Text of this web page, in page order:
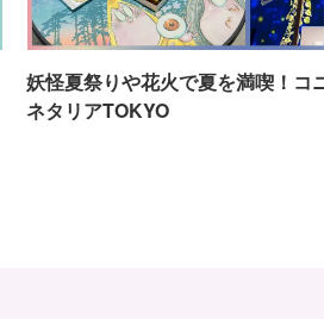
妖怪夏祭りや花火で夏を満喫！コ
ネタリアTOKYO